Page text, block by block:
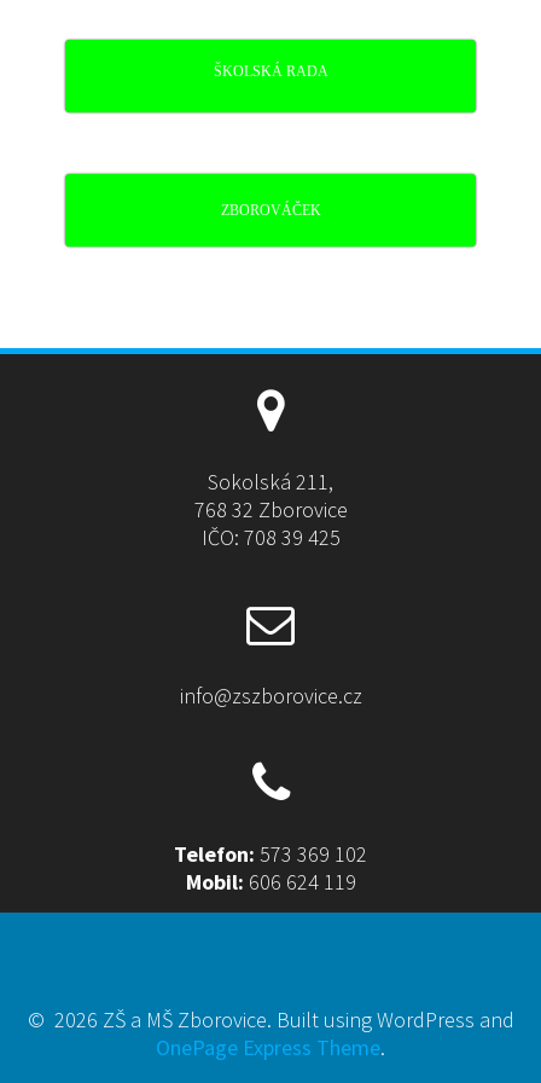
ŠKOLSKÁ RADA
ZBOROVÁČEK
Sokolská 211,
768 32 Zborovice
IČO: 708 39 425
info@zszborovice.cz
Telefon: 573 369 102
Mobil: 606 624 119
© 2026 ZŠ a MŠ Zborovice. Built using WordPress and
OnePage Express Theme.